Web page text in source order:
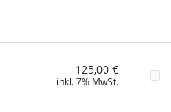
125,00 €
inkl. 7% MwSt.